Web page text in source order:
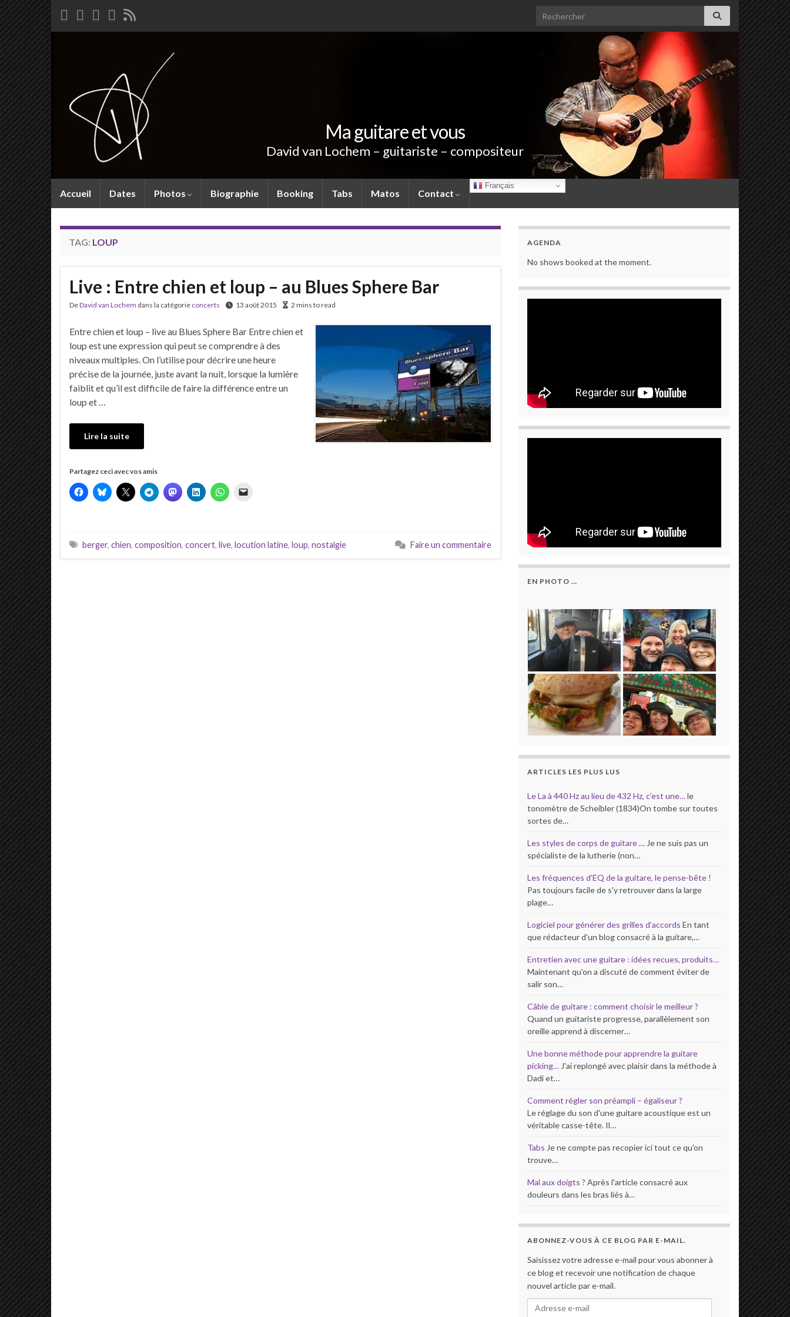
Search for:
Ma guitare et vous
David van Lochem – guitariste – compositeur
Accueil Dates Photos Biographie Booking Tabs Matos Contact
Français
TAG: LOUP
Live : Entre chien et loup – au Blues Sphere Bar
DeDavid van Lochem dans la catégorie concerts 13 août 2015 2 mins to read
Entre chien et loup – live au Blues Sphere Bar Entre chien et
loup est une expression qui peut se comprendre à des
niveaux multiples. On l’utilise pour décrire une heure
précise de la journée, juste avant la nuit, lorsque la lumière
faiblit et qu’il est difficile de faire la différence entre un
loup et …
Lire la suite
Partagez ceci avec vos amis
berger, chien, composition, concert, live, locution latine, loup, nostalgie Faire un commentaire
AGENDA
No shows booked at the moment.
EN PHOTO …
ARTICLES LES PLUS LUS
Le La à 440 Hz au lieu de 432 Hz, c’est une…le
tonomètre de Scheibler (1834)On tombe sur toutes
sortes de…
Les styles de corps de guitare … Je ne suis pas un
spécialiste de la lutherie (non…
Les fréquences d’EQ de la guitare, le pense-bête !
Pas toujours facile de s'y retrouver dans la large
plage…
Logiciel pour générer des grilles d’accords En tant
que rédacteur d'un blog consacré à la guitare,…
Entretien avec une guitare : idées recues, produits…
Maintenant qu'on a discuté de comment éviter de
salir son…
Câble de guitare : comment choisir le meilleur ?
Quand un guitariste progresse, parallèlement son
oreille apprend à discerner…
Une bonne méthode pour apprendre la guitare
picking… J'ai replongé avec plaisir dans la méthode à
Dadi et…
Comment régler son préampli – égaliseur ?
Le réglage du son d'une guitare acoustique est un
véritable casse-tête. Il…
Tabs Je ne compte pas recopier ici tout ce qu'on
trouve…
Mal aux doigts ? Après l'article consacré aux
douleurs dans les bras liés à…
ABONNEZ-VOUS À CE BLOG PAR E-MAIL.
Saisissez votre adresse e-mail pour vous abonner à
ce blog et recevoir une notification de chaque
nouvel article par e-mail.
Adresse e-mail